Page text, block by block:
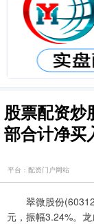
股票配资炒
部合计净买
平台：配资门户网站
翠微股份
元，振幅3.24%。